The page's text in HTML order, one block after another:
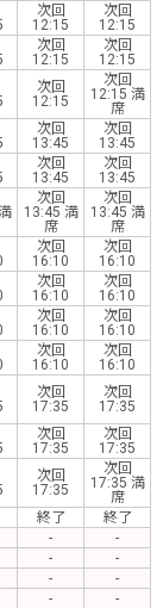
次回
12:15
次回
12:15
次回
12:15
次回
12:15
次回
12:15
次回
12:15 満
席
次回
13:45
次回
13:45
次回
13:45
次回
13:45
次回
13:45 満
席
次回
13:45 満
席
次回
16:10
次回
16:10
次回
16:10
次回
16:10
次回
16:10
次回
16:10
次回
16:10
次回
16:10
次回
17:35
次回
17:35
次回
17:35
次回
17:35
次回
17:35
次回
17:35 満
席
終了
終了
-
-
-
-
-
-
-
-